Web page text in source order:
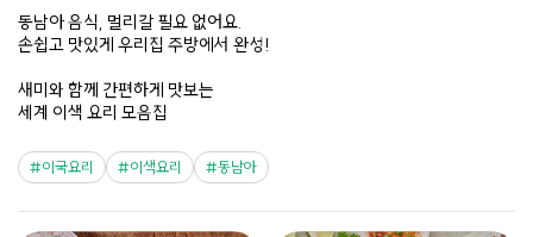
동남아 음식, 멀리갈 필요 없어요.
손쉽고 맛있게 우리집 주방에서 완성!
새미와 함께 간편하게 맛보는
세계 이색 요리 모음집
이국요리 이색요리 동남아